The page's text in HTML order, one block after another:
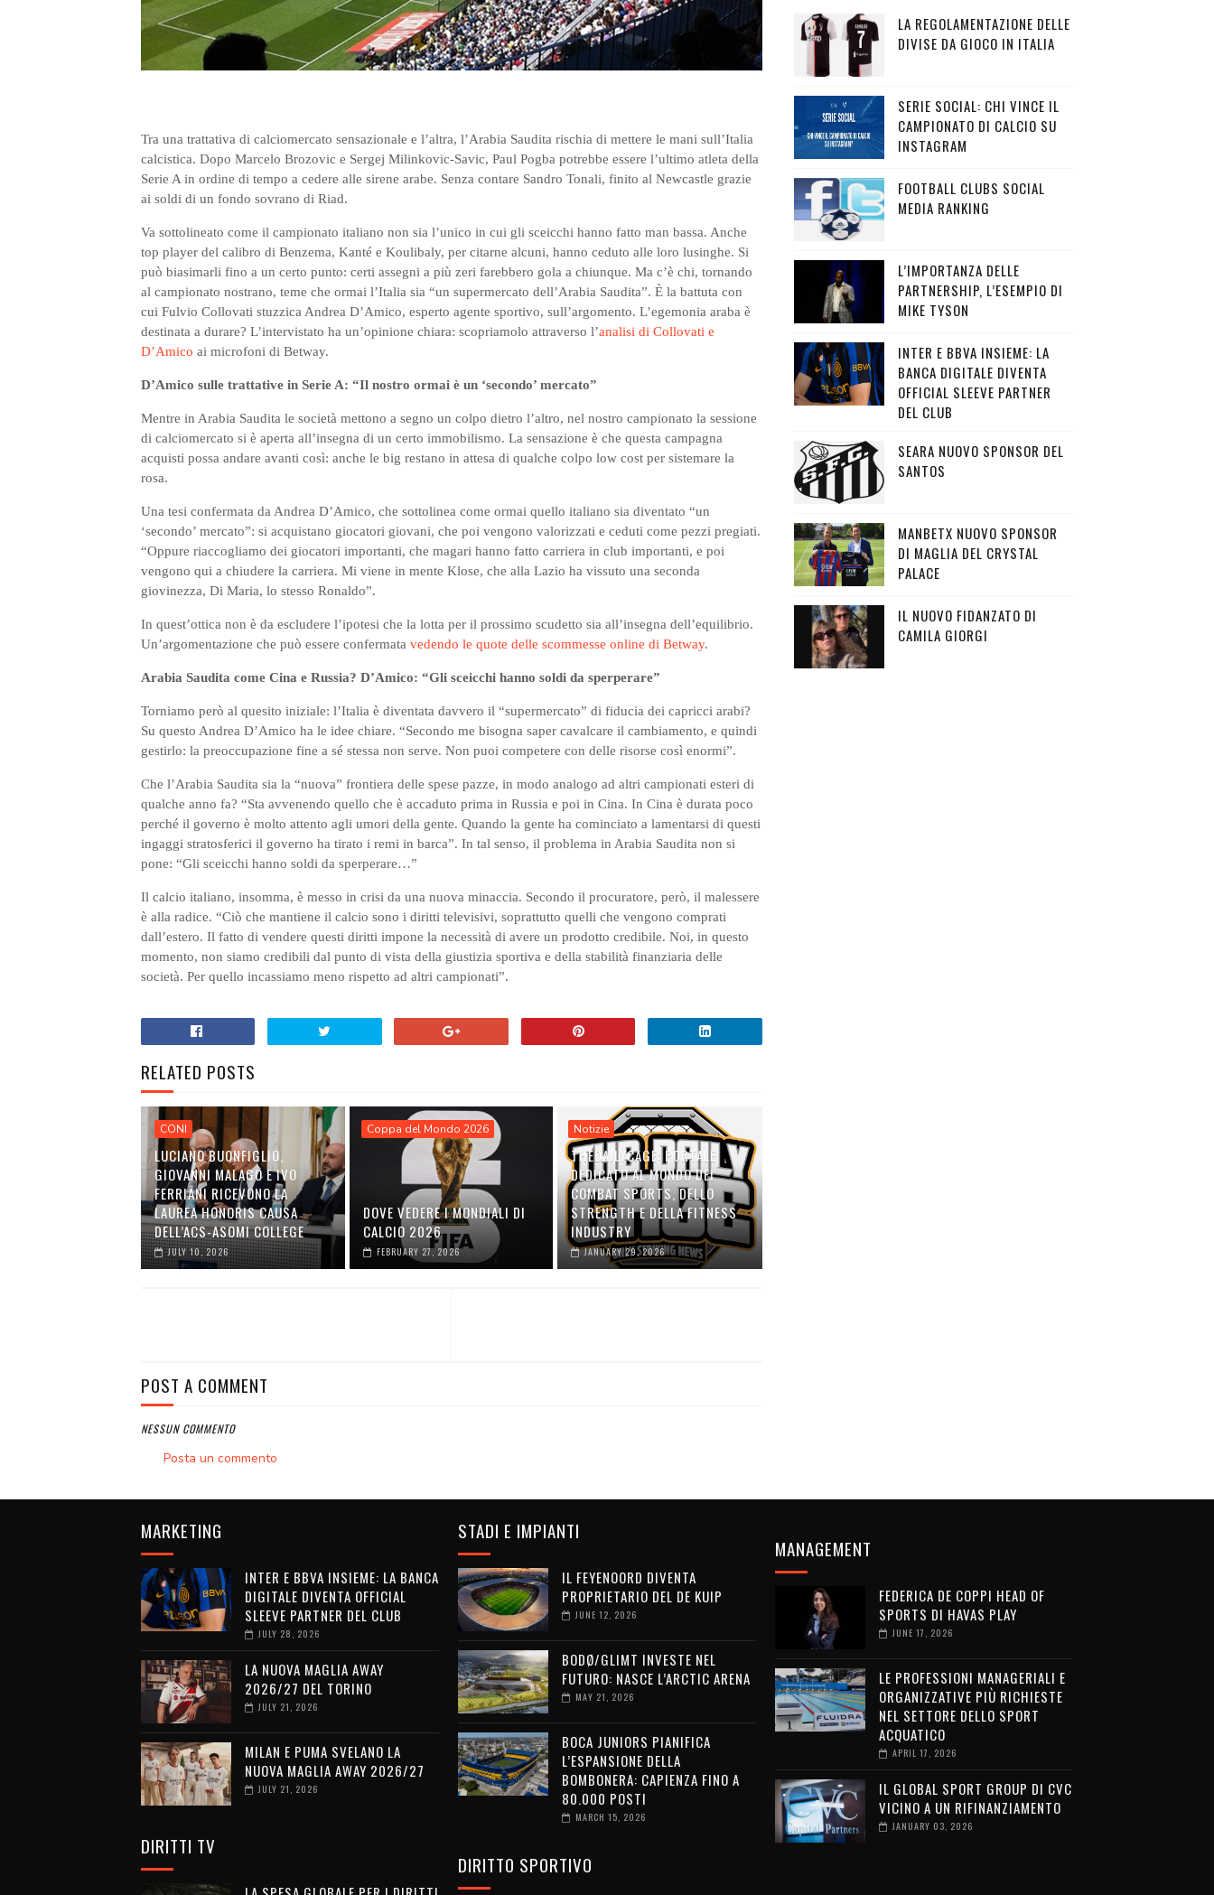
Tra una trattativa di calciomercato sensazionale e l’altra, l’Arabia Saudita rischia di mettere le mani sull’Italia
calcistica. Dopo Marcelo Brozovic e Sergej Milinkovic-Savic, Paul Pogba potrebbe essere l’ultimo atleta della
Serie A in ordine di tempo a cedere alle sirene arabe. Senza contare Sandro Tonali, finito al Newcastle grazie
ai soldi di un fondo sovrano di Riad.
Va sottolineato come il campionato italiano non sia l’unico in cui gli sceicchi hanno fatto man bassa. Anche
top player del calibro di Benzema, Kanté e Koulibaly, per citarne alcuni, hanno ceduto alle loro lusinghe. Si
può biasimarli fino a un certo punto: certi assegni a più zeri farebbero gola a chiunque. Ma c’è chi, tornando
al campionato nostrano, teme che ormai l’Italia sia “un supermercato dell’Arabia Saudita”. È la battuta con
cui Fulvio Collovati stuzzica Andrea D’Amico, esperto agente sportivo, sull’argomento. L’egemonia araba è
destinata a durare? L’intervistato ha un’opinione chiara: scopriamolo attraverso l’analisi di Collovati e
D’Amico ai microfoni di Betway.
D’Amico sulle trattative in Serie A: “Il nostro ormai è un ‘secondo’ mercato”
Mentre in Arabia Saudita le società mettono a segno un colpo dietro l’altro, nel nostro campionato la sessione
di calciomercato si è aperta all’insegna di un certo immobilismo. La sensazione è che questa campagna
acquisti possa andare avanti così: anche le big restano in attesa di qualche colpo low cost per sistemare la
rosa.
Una tesi confermata da Andrea D’Amico, che sottolinea come ormai quello italiano sia diventato “un
‘secondo’ mercato”: si acquistano giocatori giovani, che poi vengono valorizzati e ceduti come pezzi pregiati.
“Oppure riaccogliamo dei giocatori importanti, che magari hanno fatto carriera in club importanti, e poi
vengono qui a chiudere la carriera. Mi viene in mente Klose, che alla Lazio ha vissuto una seconda
giovinezza, Di Maria, lo stesso Ronaldo”.
In quest’ottica non è da escludere l’ipotesi che la lotta per il prossimo scudetto sia all’insegna dell’equilibrio.
Un’argomentazione che può essere confermata vedendo le quote delle scommesse online di Betway.
Arabia Saudita come Cina e Russia? D’Amico: “Gli sceicchi hanno soldi da sperperare”
Torniamo però al quesito iniziale: l’Italia è diventata davvero il “supermercato” di fiducia dei capricci arabi?
Su questo Andrea D’Amico ha le idee chiare. “Secondo me bisogna saper cavalcare il cambiamento, e quindi
gestirlo: la preoccupazione fine a sé stessa non serve. Non puoi competere con delle risorse così enormi”.
Che l’Arabia Saudita sia la “nuova” frontiera delle spese pazze, in modo analogo ad altri campionati esteri di
qualche anno fa? “Sta avvenendo quello che è accaduto prima in Russia e poi in Cina. In Cina è durata poco
perché il governo è molto attento agli umori della gente. Quando la gente ha cominciato a lamentarsi di questi
ingaggi stratosferici il governo ha tirato i remi in barca”. In tal senso, il problema in Arabia Saudita non si
pone: “Gli sceicchi hanno soldi da sperperare…”
Il calcio italiano, insomma, è messo in crisi da una nuova minaccia. Secondo il procuratore, però, il malessere
è alla radice. “Ciò che mantiene il calcio sono i diritti televisivi, soprattutto quelli che vengono comprati
dall’estero. Il fatto di vendere questi diritti impone la necessità di avere un prodotto credibile. Noi, in questo
momento, non siamo credibili dal punto di vista della giustizia sportiva e della stabilità finanziaria delle
società. Per quello incassiamo meno rispetto ad altri campionati”.
RELATED POSTS
CONI
LUCIANO BUONFIGLIO,
GIOVANNI MALAGÒ E IVO
FERRIANI RICEVONO LA
LAUREA HONORIS CAUSA
DELL’ACS-ASOMI COLLEGE
JULY 10, 2026
Coppa del Mondo 2026
DOVE VEDERE I MONDIALI DI
CALCIO 2026
FEBRUARY 27, 2026
Notizie
THEDAILYCAGE: PORTALE
DEDICATO AL MONDO DEI
COMBAT SPORTS, DELLO
STRENGTH E DELLA FITNESS
INDUSTRY
JANUARY 29, 2026
POST A COMMENT
NESSUN COMMENTO
Posta un commento
LA REGOLAMENTAZIONE DELLE
DIVISE DA GIOCO IN ITALIA
SERIE SOCIAL: CHI VINCE IL
CAMPIONATO DI CALCIO SU
INSTAGRAM
FOOTBALL CLUBS SOCIAL
MEDIA RANKING
L’IMPORTANZA DELLE
PARTNERSHIP, L’ESEMPIO DI
MIKE TYSON
INTER E BBVA INSIEME: LA
BANCA DIGITALE DIVENTA
OFFICIAL SLEEVE PARTNER
DEL CLUB
SEARA NUOVO SPONSOR DEL
SANTOS
MANBETX NUOVO SPONSOR
DI MAGLIA DEL CRYSTAL
PALACE
IL NUOVO FIDANZATO DI
CAMILA GIORGI
MARKETING
INTER E BBVA INSIEME: LA BANCA
DIGITALE DIVENTA OFFICIAL
SLEEVE PARTNER DEL CLUB
JULY 28, 2026
LA NUOVA MAGLIA AWAY
2026/27 DEL TORINO
JULY 21, 2026
MILAN E PUMA SVELANO LA
NUOVA MAGLIA AWAY 2026/27
JULY 21, 2026
DIRITTI TV
STADI E IMPIANTI
IL FEYENOORD DIVENTA
PROPRIETARIO DEL DE KUIP
JUNE 12, 2026
BODØ/GLIMT INVESTE NEL
FUTURO: NASCE L’ARCTIC ARENA
MAY 21, 2026
BOCA JUNIORS PIANIFICA
L’ESPANSIONE DELLA
BOMBONERA: CAPIENZA FINO A
80.000 POSTI
MARCH 15, 2026
DIRITTO SPORTIVO
MANAGEMENT
FEDERICA DE COPPI HEAD OF
SPORTS DI HAVAS PLAY
JUNE 17, 2026
LE PROFESSIONI MANAGERIALI E
ORGANIZZATIVE PIÙ RICHIESTE
NEL SETTORE DELLO SPORT
ACQUATICO
APRIL 17, 2026
IL GLOBAL SPORT GROUP DI CVC
VICINO A UN RIFINANZIAMENTO
JANUARY 03, 2026